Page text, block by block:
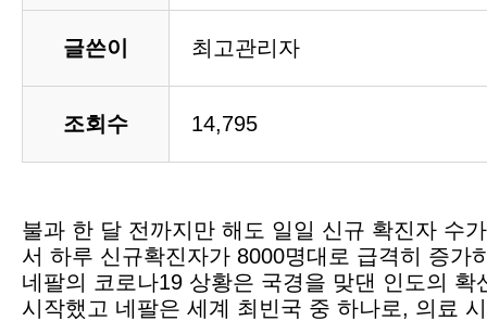
글쓴이 최고관리자
조회수 14,795
불과 한 달 전까지만 해도 일일 신규 확진자 수
서 하루 신규확진자가 8000명대로 급격히 증가
네팔의 코로나19 상황은 국경을 맞댄 인도의 확
시작했고 네팔은 세계 최빈국 중 하나로, 의료